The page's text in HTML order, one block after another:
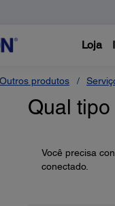
Loja
Outros produtos
Qual
Você precisa
conectado.